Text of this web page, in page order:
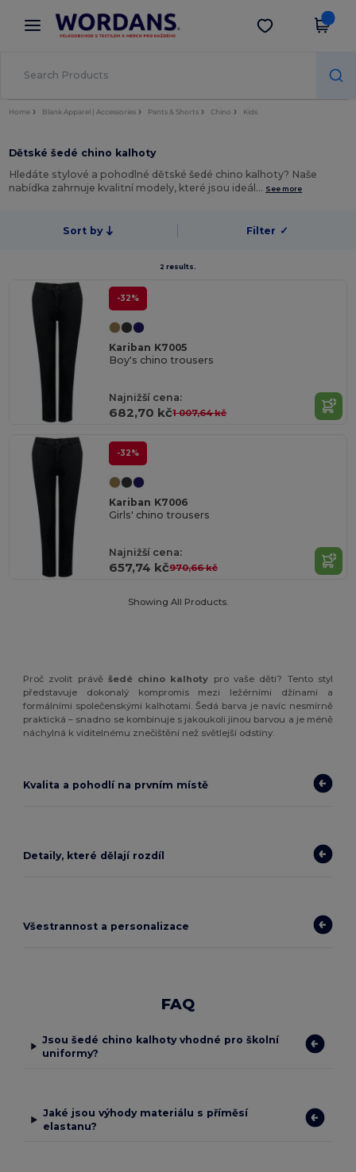
× Aplikace Wordans
Lepší ceny v aplikaci!
Stáhnout app
Home Blank Apparel | Accessories Pants & Shorts Chino Kids
Dětské šedé chino kalhoty
Hledáte stylové a pohodlné dětské šedé chino kalhoty? Naše
nabídka zahrnuje kvalitní modely, které jsou ideál… See more
Sort by Filter ✓
2 results.
-32%
Kariban K7005
Boy's chino trousers
Najnižší cena:
682,70 kč1 007,64 kč
-32%
Kariban K7006
Girls' chino trousers
Najnižší cena:
657,74 kč970,66 kč
Showing All Products.
Proč zvolit právě šedé chino kalhoty pro vaše děti? Tento styl
představuje dokonalý kompromis mezi ležérními džínami a
formálními společenskými kalhotami. Šedá barva je navíc nesmírně
praktická – snadno se kombinuje s jakoukoli jinou barvou a je méně
náchylná k viditelnému znečištění než světlejší odstíny.
Kvalita a pohodlí na prvním místě
Detaily, které dělají rozdíl
Všestrannost a personalizace
FAQ
Jsou šedé chino kalhoty vhodné pro školní
uniformy?
Jaké jsou výhody materiálu s příměsí
elastanu?